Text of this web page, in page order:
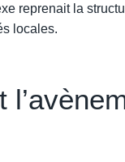
reprenait la
locales.